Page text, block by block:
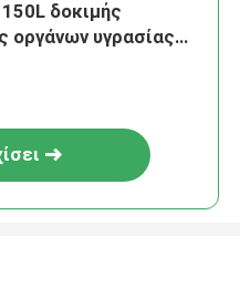
δοκιμής
οργάνων υγρασίας